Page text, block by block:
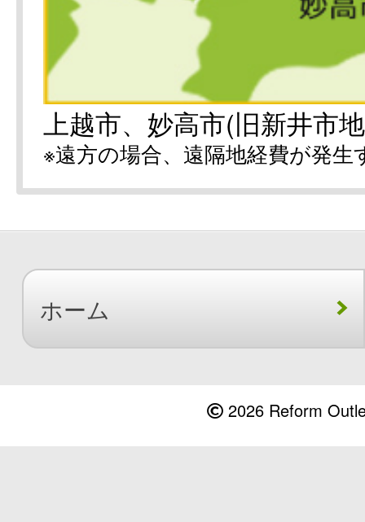
上越市、妙高市(旧新井市
※遠方の場合、遠隔地経費が発
ホーム
2026 Reform